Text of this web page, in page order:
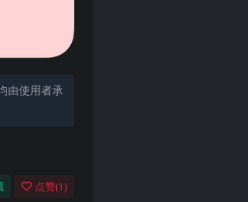
由使用者承
点赞(1)